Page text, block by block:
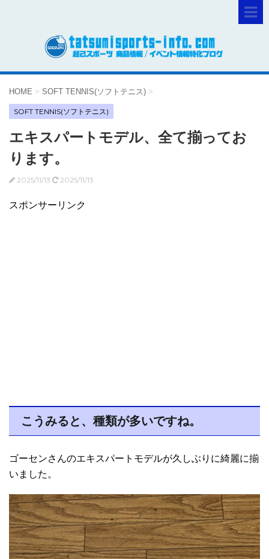
HOME > SOFT TENNIS(ソフトテニス) >
SOFT TENNIS(ソフトテニス)
エキスパートモデル、全て揃ってお
ります。
2025/11/13 2025/11/13
スポンサーリンク
こうみると、種類が多いですね。
ゴーセンさんのエキスパートモデルが久しぶりに綺麗に揃
いました。